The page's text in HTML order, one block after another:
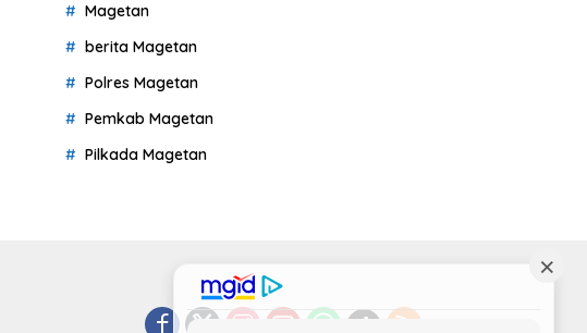
Magetan
berita Magetan
Polres Magetan
Pemkab Magetan
Pilkada Magetan